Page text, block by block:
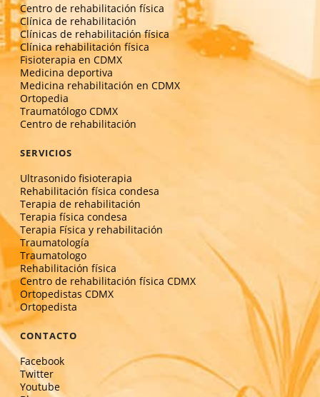
Centro de rehabilitación física
Clínica de rehabilitación
Clínicas de rehabilitación física
Clínica rehabilitación física
Fisioterapia en CDMX
Medicina deportiva
Medicina rehabilitación en CDMX
Ortopedia
Traumatólogo CDMX
Centro de rehabilitación
SERVICIOS
Ultrasonido fisioterapia
Rehabilitación física condesa
Terapia de rehabilitación
Terapia física condesa
Terapia Física y rehabilitación
Traumatología
Traumatologo
Rehabilitación física
Centro de rehabilitación física CDMX
Ortopedistas CDMX
Ortopedista
CONTACTO
Facebook
Twitter
Youtube